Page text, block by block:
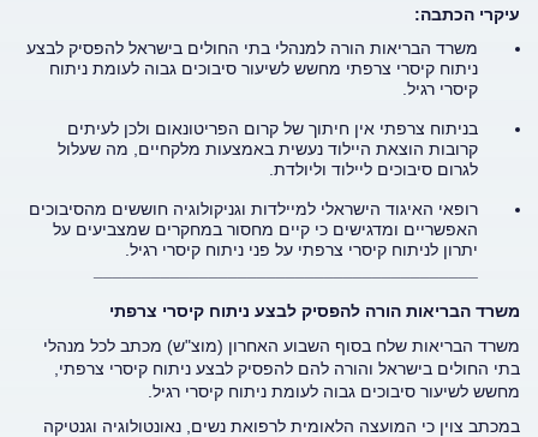
עיקרי הכתבה:
משרד הבריאות הורה למנהלי בתי החולים בישראל להפסיק לבצע
ניתוח קיסרי צרפתי מחשש לשיעור סיבוכים גבוה לעומת ניתוח
קיסרי רגיל.
בניתוח צרפתי אין חיתוך של קרום הפריטונאום ולכן לעיתים
קרובות הוצאת היילוד נעשית באמצעות מלקחיים, מה שעלול
לגרום סיבוכים ליילוד וליולדת.
רופאי האיגוד הישראלי למיילדות וגניקולוגיה חוששים מהסיבוכים
האפשריים ומדגישים כי קיים מחסור במחקרים שמצביעים על
יתרון לניתוח קיסרי צרפתי על פני ניתוח קיסרי רגיל.
משרד הבריאות הורה להפסיק לבצע ניתוח קיסרי צרפתי
משרד הבריאות שלח בסוף השבוע האחרון (מוצ"ש) מכתב לכל מנהלי
בתי החולים בישראל והורה להם להפסיק לבצע ניתוח קיסרי צרפתי,
מחשש לשיעור סיבוכים גבוה לעומת ניתוח קיסרי רגיל.
במכתב צוין כי המועצה הלאומית לרפואת נשים, נאונטולוגיה וגנטיקה